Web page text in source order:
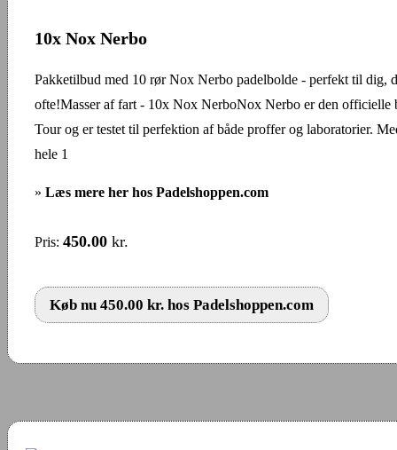
10x Nox Nerbo
Pakketilbud med 10 rør Nox Nerbo padelbolde - perfekt til dig,
ofte!Masser af fart - 10x Nox NerboNox Nerbo er den officielle
Tour og er testet til perfektion af både proffer og laboratorier.
hele 1
» Læs mere her hos Padelshoppen.com
Pris: 450.00 kr.
Køb nu 450.00 kr. hos Padelshoppen.com